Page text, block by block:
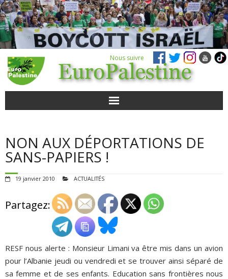
Nous suivre
POUR AGIR
QUI SOMMES-NOUS ?
ADHÉSIONS, DONS, CONTACT
NON AUX DÉPORTATIONS DE
SANS-PAPIERS !
19 janvier 2010 ACTUALITÉS
Partagez:
RESF nous alerte : Monsieur Limani va être mis dans un avion
pour l’Albanie jeudi ou vendredi et se trouver ainsi séparé de
sa femme et de ses enfants. Education sans frontières nous